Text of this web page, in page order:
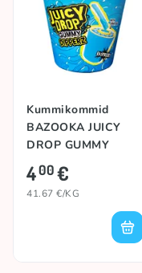
Kummikommid
BAZOOKA JUICY
DROP GUMMY
DIPPERZ, 96g
400€
41.67 €/KG